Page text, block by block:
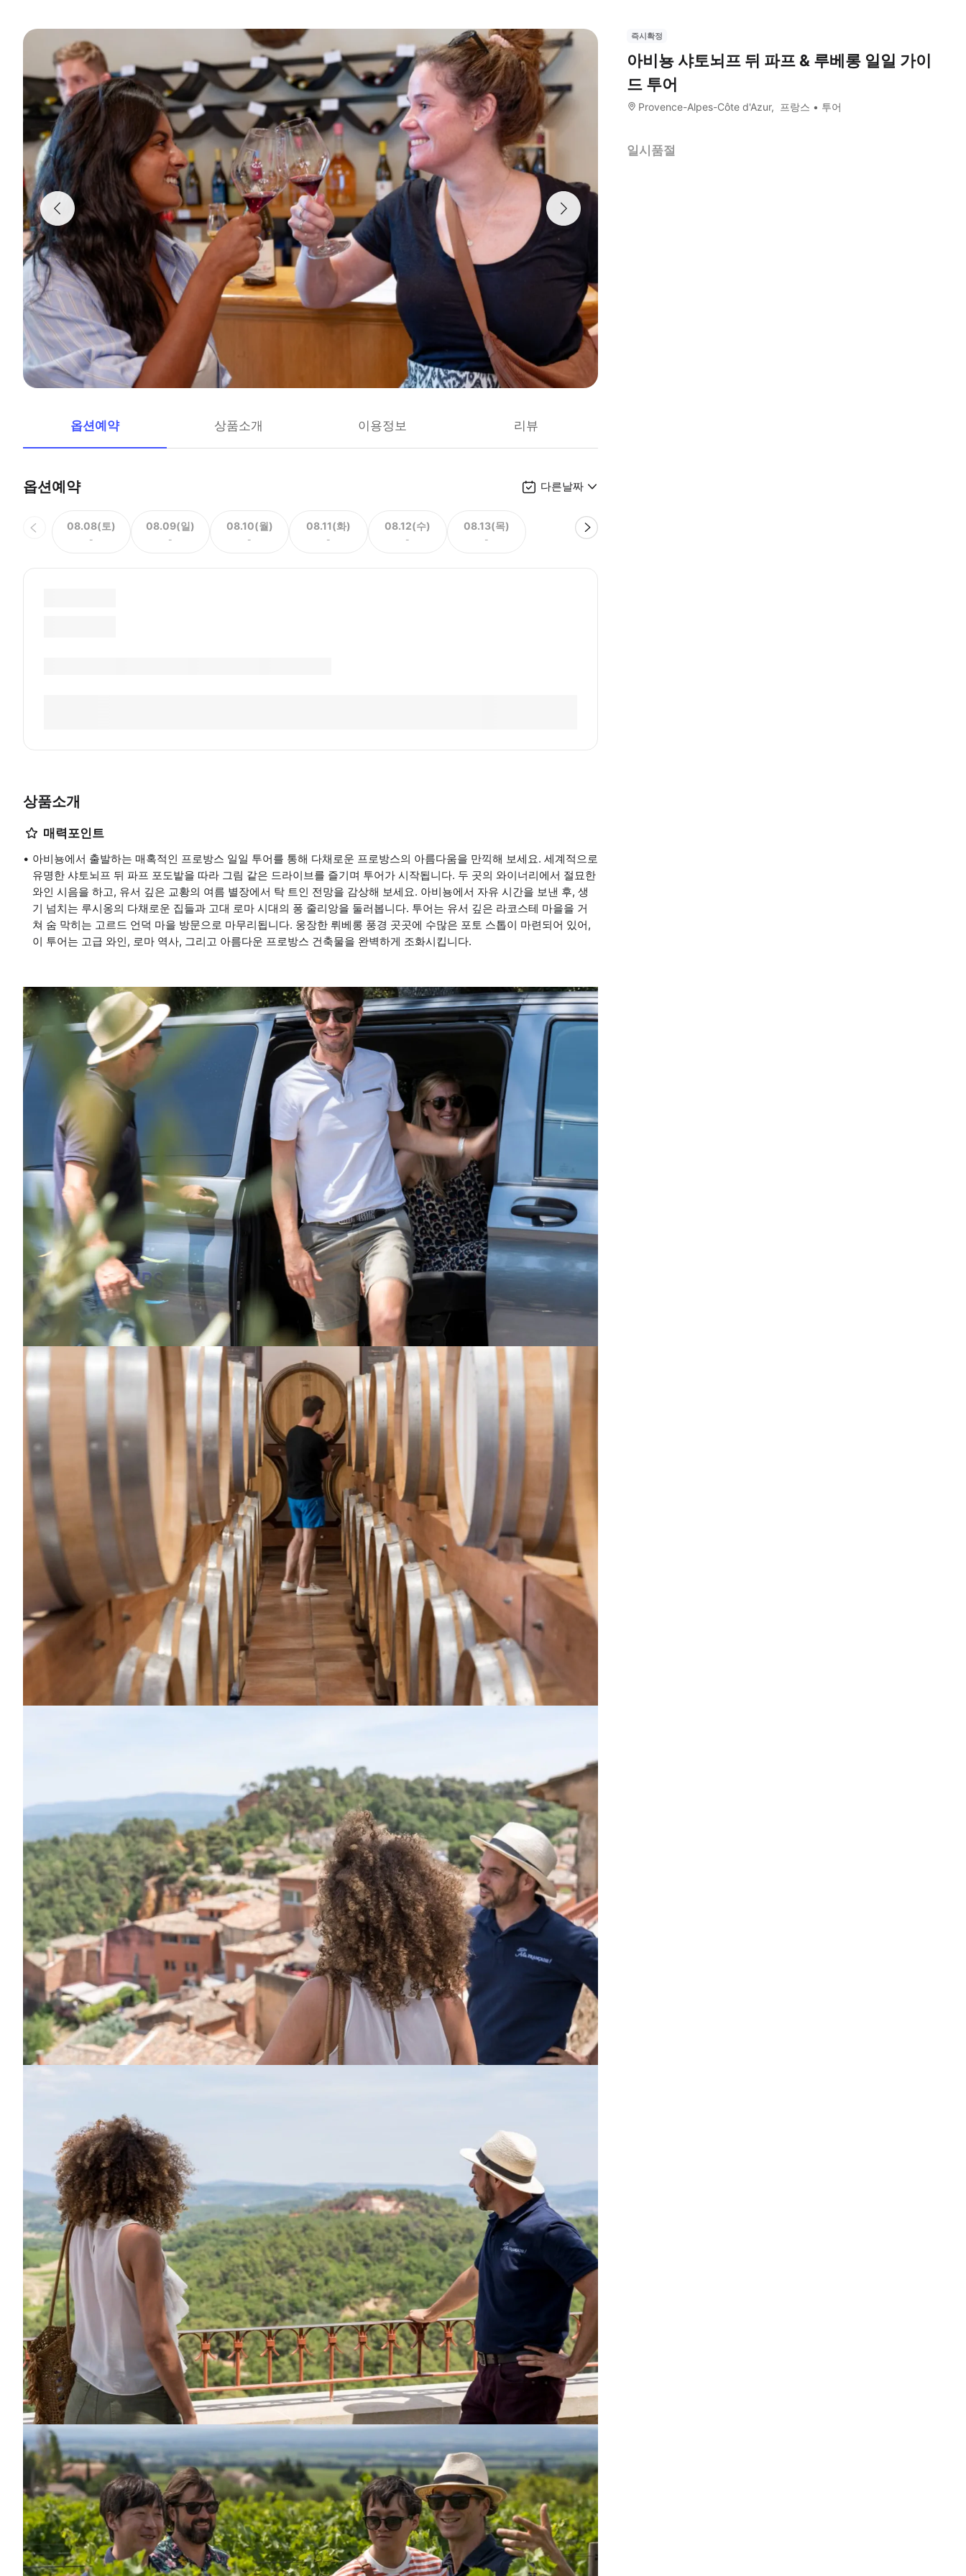
옵션예약 상품소개 이용정보 리뷰
옵션예약 다른날짜
08.08(토)
-
08.09(일)
-
08.10(월)
-
08.11(화)
-
08.12(수)
-
08.13(목)
-
상품소개
매력포인트
아비뇽에서 출발하는 매혹적인 프로방스 일일 투어를 통해 다채로운 프로방스의 아름다움을 만끽해 보세요. 세계적으로
유명한 샤토뇌프 뒤 파프 포도밭을 따라 그림 같은 드라이브를 즐기며 투어가 시작됩니다. 두 곳의 와이너리에서 절묘한
와인 시음을 하고, 유서 깊은 교황의 여름 별장에서 탁 트인 전망을 감상해 보세요. 아비뇽에서 자유 시간을 보낸 후, 생
기 넘치는 루시옹의 다채로운 집들과 고대 로마 시대의 퐁 줄리앙을 둘러봅니다. 투어는 유서 깊은 라코스테 마을을 거
쳐 숨 막히는 고르드 언덕 마을 방문으로 마무리됩니다. 웅장한 뤼베롱 풍경 곳곳에 수많은 포토 스톱이 마련되어 있어,
이 투어는 고급 와인, 로마 역사, 그리고 아름다운 프로방스 건축물을 완벽하게 조화시킵니다.
즉시확정
아비뇽 샤토뇌프 뒤 파프 & 루베롱 일일 가이
드 투어
Provence-Alpes-Côte d'Azur 프랑스 투어
일시품절